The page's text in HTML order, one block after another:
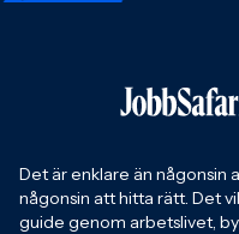
Det är enklare än någonsin
någonsin att hitta rätt. Det
guide genom arbetslivet,